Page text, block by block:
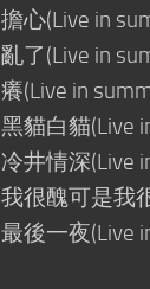
擔心(Live in
亂了(Live in
癢(Live in
黑貓白貓(Live
冷井情深(Live
我很醜可是我
最後一夜(Live